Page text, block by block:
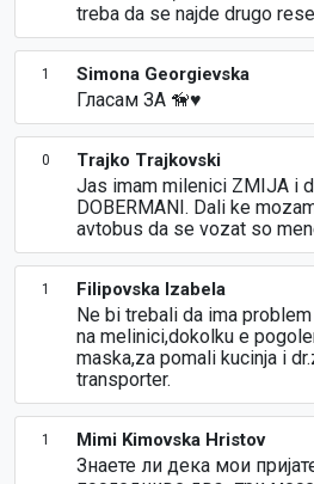
treba da se najde drugo
1 Simona Georgievska
Гласам ЗА 🦮♥️
0 Trajko Trajkovski
Jas imam milenici ZMIJA i
DOBERMANI. Dali ke
avtobus da se vozat so
1 Filipovska Izabela
Ne bi trebali da ima
na melinici,dokolku e
maska,za pomali kucinja i
transporter.
1 Mimi Kimovska Hristov
Знаете ли дека мои